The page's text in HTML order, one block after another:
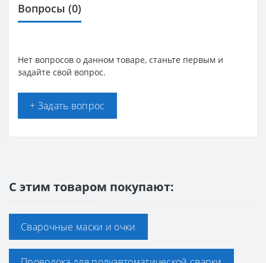
Вопросы (0)
Нет вопросов о данном товаре, станьте первым и
задайте свой вопрос.
+ Задать вопрос
С этим товаром покупают:
Сварочные маски и очки